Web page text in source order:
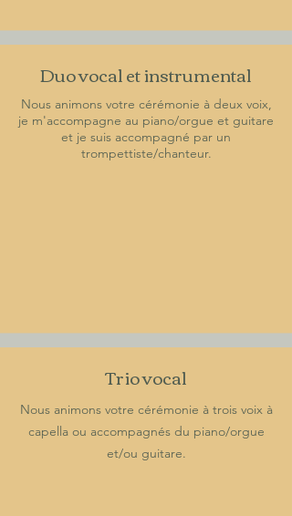
Duo vocal et instrumental
Nous animons votre cérémonie à deux voix,
je m'accompagne au piano/orgue et guitare
et je suis accompagné par un
trompettiste/chanteur.
Trio vocal
Nous animons votre cérémonie à trois voix à
capella ou accompagnés du piano/orgue
et/ou guitare.